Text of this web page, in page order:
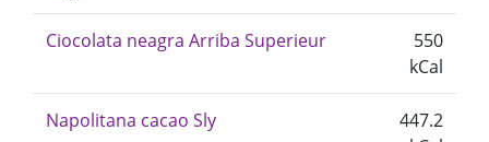
Ciocolata neagra Arriba Superieur
550
kCal
Napolitana cacao Sly
447.2